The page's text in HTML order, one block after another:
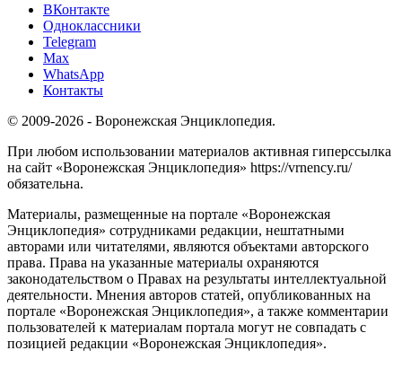
ВКонтакте
Одноклассники
Telegram
Max
WhatsApp
Контакты
© 2009-2026 - Воронежская Энциклопедия.
При любом использовании материалов активная гиперссылка
на сайт «Воронежская Энциклопедия» https://vrnency.ru/
обязательна.
Материалы, размещенные на портале «Воронежская
Энциклопедия» сотрудниками редакции, нештатными
авторами или читателями, являются объектами авторского
права. Права на указанные материалы охраняются
законодательством о Правах на результаты интеллектуальной
деятельности. Мнения авторов статей, опубликованных на
портале «Воронежская Энциклопедия», а также комментарии
пользователей к материалам портала могут не совпадать с
позицией редакции «Воронежская Энциклопедия».